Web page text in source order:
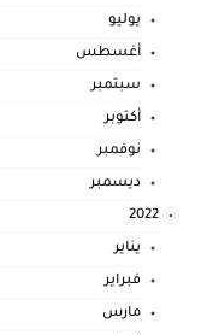
يوليو
أغسطس
سبتمبر
أكتوبر
نوفمبر
ديسمبر
2022
يناير
فبراير
مارس